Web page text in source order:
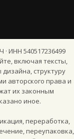
ИНН 540517236499
включая тексты,
структуру
авторского права и
их законным
иное.
переработка,
переупаковка,